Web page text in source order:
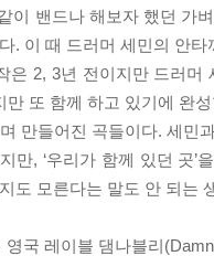
이 밴드나 해보자 했던 가
. 이 때 드러머 세민의 안
은 2, 3년 전이지만 드러
만 또 함께 하고 있기에 완
만들어진 곡들이다. 세민
만, ‘우리가 함께 있던 곳
도 모른다는 말도 안 되는
영국 레이블 댐나블리